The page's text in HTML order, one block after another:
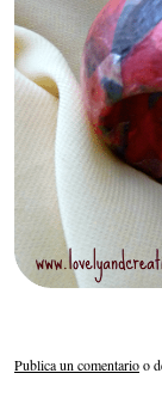
Publica un comentarioo